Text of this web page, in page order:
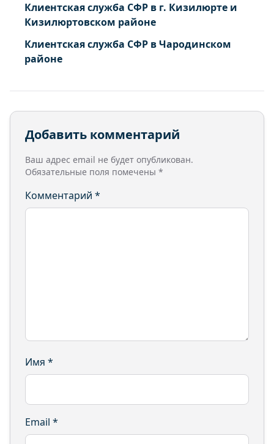
Клиентская служба СФР в г. Кизилюрте и
Кизилюртовском районе
Клиентская служба СФР в Чародинском
районе
Добавить комментарий
Ваш адрес email не будет опубликован.
Обязательные поля помечены *
Комментарий *
Имя *
Email *